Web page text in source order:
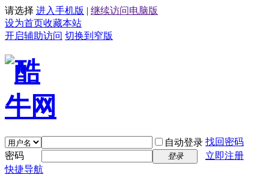
请选择 进入手机版 | 继续访问电脑版
设为首页收藏本站
开启辅助访问 切换到窄版
自动登录 找回密码
密码
登录
立即注册
快捷导航